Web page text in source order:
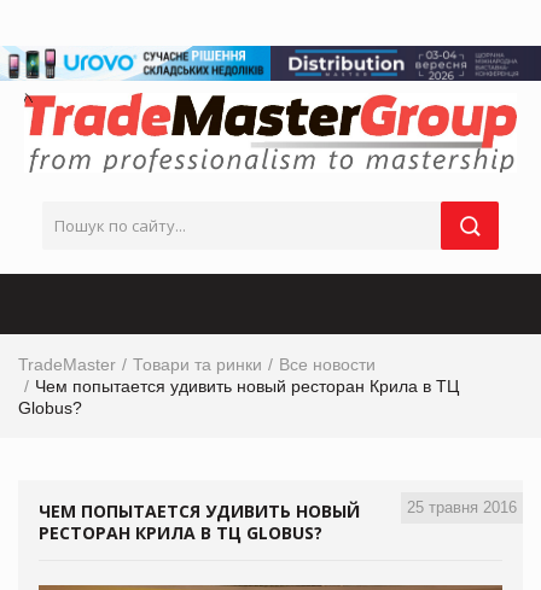
TradeMaster Товари та ринки
Все новости
Чем попытается удивить новый ресторан Крила в ТЦ
Globus?
25 травня 2016
ЧЕМ ПОПЫТАЕТСЯ УДИВИТЬ НОВЫЙ
РЕСТОРАН КРИЛА В ТЦ GLOBUS?